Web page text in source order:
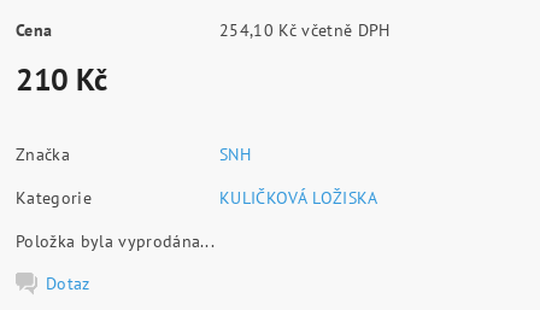
Cena 254,10 Kč včetně DPH
210 Kč
Značka
SNH
Kategorie
KULIČKOVÁ LOŽISKA
Položka byla vyprodána...
Dotaz